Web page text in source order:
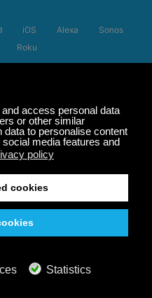
50%
Uitgebreide afspeellijst
iOS Alexa
Sonos
Roku
OP ALLE
ZELFS